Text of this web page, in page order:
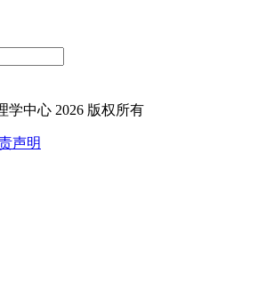
学中心 2026 版权所有
声明